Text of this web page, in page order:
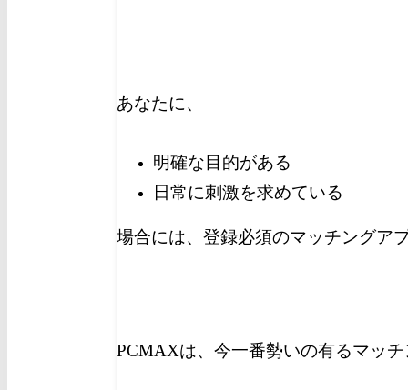
あなたに、
明確な目的がある
日常に刺激を求めている
場合には、登録必須のマッチングア
PCMAXは、今一番勢いの有るマッ